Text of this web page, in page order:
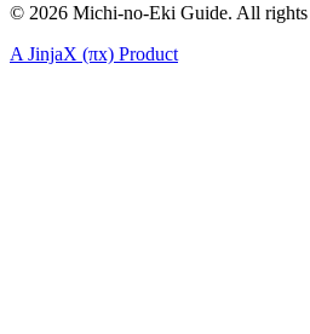
© 2026 Michi-no-Eki Guide. All rights
A JinjaX (πx) Product